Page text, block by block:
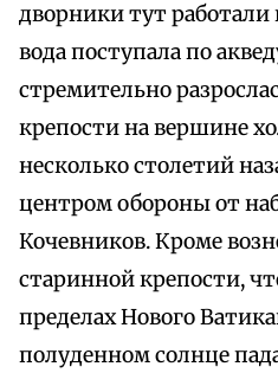
дворники тут работали
вода поступала по
стремительно
крепости на вершине
несколько столетий
центром обороны от
Кочевников. Кроме
старинной крепости,
пределах Нового
полуденном солнце